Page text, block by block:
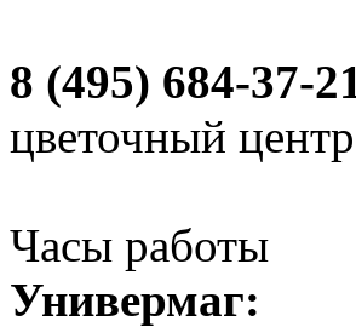
8 (495) 684-37-
цветочный
Часы работы
Универмаг: